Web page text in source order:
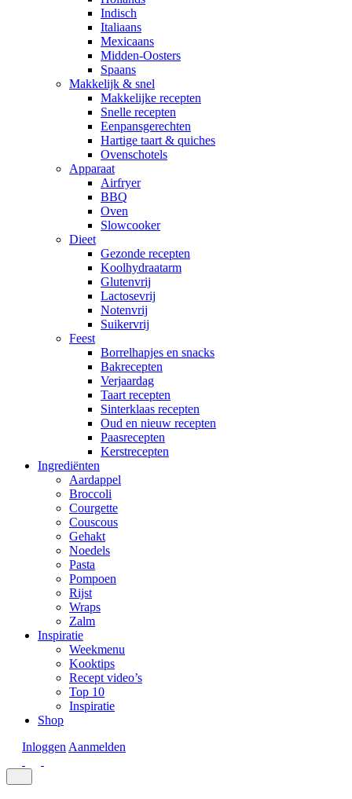
Indisch
Italiaans
Mexicaans
Midden-Oosters
Spaans
Makkelijk & snel
Makkelijke recepten
Snelle recepten
Eenpansgerechten
Hartige taart & quiches
Ovenschotels
Apparaat
Airfryer
BBQ
Oven
Slowcooker
Dieet
Gezonde recepten
Koolhydraatarm
Glutenvrij
Lactosevrij
Notenvrij
Suikervrij
Feest
Borrelhapjes en snacks
Bakrecepten
Verjaardag
Taart recepten
Sinterklaas recepten
Oud en nieuw recepten
Paasrecepten
Kerstrecepten
Ingrediënten
Aardappel
Broccoli
Courgette
Couscous
Gehakt
Noedels
Pasta
Pompoen
Rijst
Wraps
Zalm
Inspiratie
Weekmenu
Kooktips
Recept video’s
Top 10
Inspiratie
Shop
Inloggen Aanmelden